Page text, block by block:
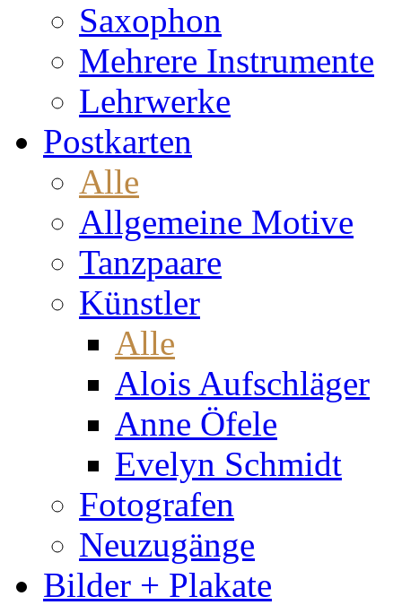
Saxophon
Mehrere Instrumente
Lehrwerke
Postkarten
Alle
Allgemeine Motive
Tanzpaare
Künstler
Alle
Alois Aufschläger
Anne Öfele
Evelyn Schmidt
Fotografen
Neuzugänge
Bilder + Plakate